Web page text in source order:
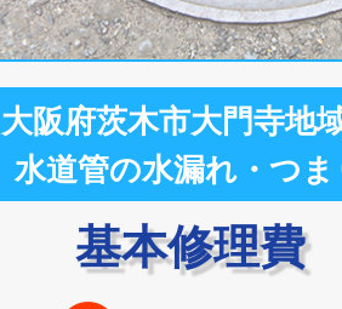
大阪府茨木市大門寺地
水道管の水漏れ・つ
基本修理費